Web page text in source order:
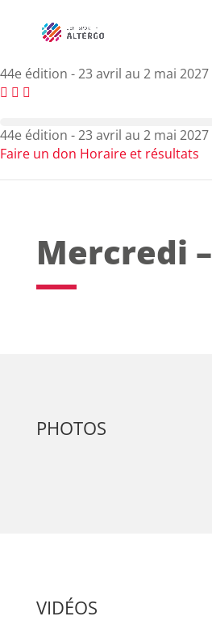
44e édition - 23 avril au 2 mai 2027
44e édition - 23 avril au 2 mai 2027
Faire un don Horaire et résultats
Mercredi
PHOTOS
VIDÉOS